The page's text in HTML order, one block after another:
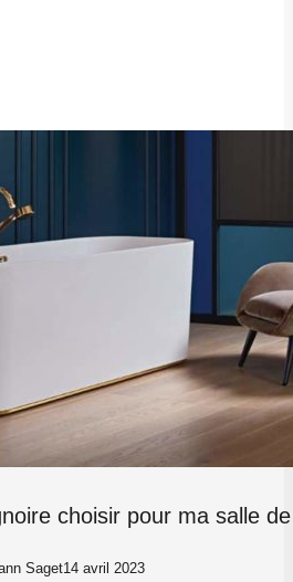
choisir pour ma salle
Saget14 avril 2023